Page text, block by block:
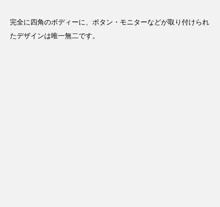
完全に四角のボディーに、ボタン・モニターなどが取り付けられ
たデザインは唯一無二です。